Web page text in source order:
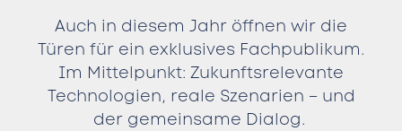
Auch in diesem Jahr öffnen wir die
Türen für ein exklusives Fachpublikum.
Im Mittelpunkt: Zukunftsrelevante
Technologien, reale Szenarien – und
der gemeinsame Dialog.